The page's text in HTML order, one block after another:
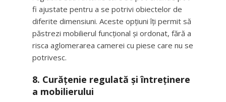
fi ajustate pentru a se potrivi obiectelor de
diferite dimensiuni. Aceste opțiuni îți permit să
păstrezi mobilierul funcțional și ordonat, fără a
risca aglomerarea camerei cu piese care nu se
potrivesc.
8. Curățenie regulată și întreținere
a mobilierului